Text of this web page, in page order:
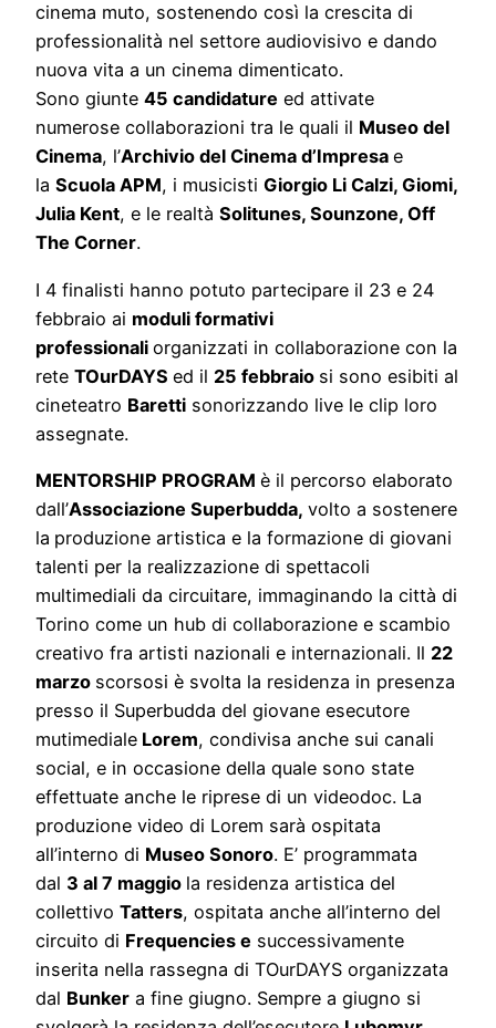
cinema muto, sostenendo così la crescita di
professionalità nel settore audiovisivo e dando
nuova vita a un cinema dimenticato.
Sono giunte 45 candidature ed attivate
numerose collaborazioni tra le quali il Museo del
Cinema, l’Archivio del Cinema d’Impresa e
la Scuola APM, i musicisti Giorgio Li Calzi, Giomi,
Julia Kent, e le realtà Solitunes, Sounzone, Off
The Corner.
I 4 finalisti hanno potuto partecipare il 23 e 24
febbraio ai moduli formativi
professionali organizzati in collaborazione con la
rete TOurDAYS ed il 25 febbraio si sono esibiti al
cineteatro Baretti sonorizzando live le clip loro
assegnate.
MENTORSHIP PROGRAM è il percorso elaborato
dall’Associazione Superbudda, volto a sostenere
la produzione artistica e la formazione di giovani
talenti per la realizzazione di spettacoli
multimediali da circuitare, immaginando la città di
Torino come un hub di collaborazione e scambio
creativo fra artisti nazionali e internazionali. Il 22
marzo scorsosi è svolta la residenza in presenza
presso il Superbudda del giovane esecutore
mutimediale Lorem, condivisa anche sui canali
social, e in occasione della quale sono state
effettuate anche le riprese di un videodoc. La
produzione video di Lorem sarà ospitata
all’interno di Museo Sonoro. E’ programmata
dal 3 al 7 maggio la residenza artistica del
collettivo Tatters, ospitata anche all’interno del
circuito di Frequencies e successivamente
inserita nella rassegna di TOurDAYS organizzata
dal Bunker a fine giugno. Sempre a giugno si